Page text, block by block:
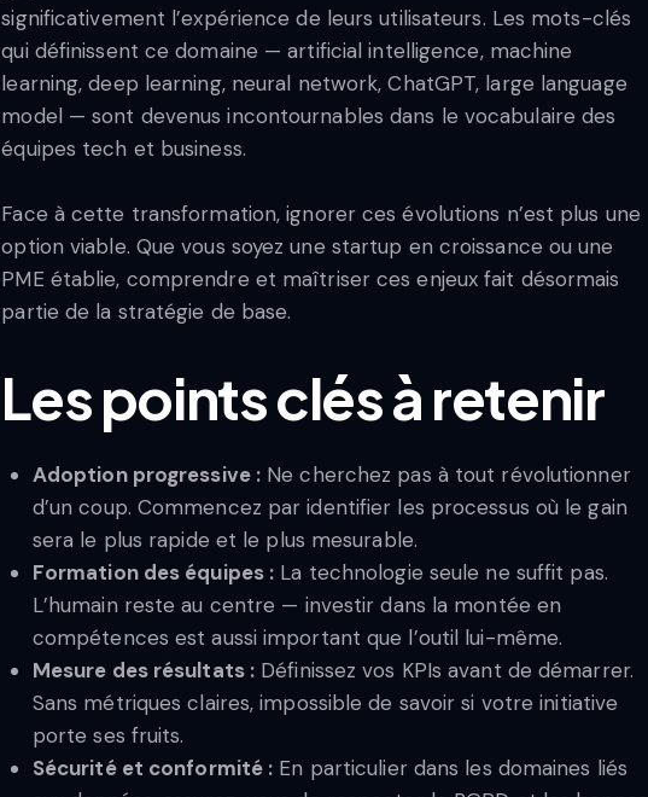
significativement l’expérience de leurs utilisateurs. Les mots-clés
qui définissent ce domaine — artificial intelligence, machine
learning, deep learning, neural network, ChatGPT, large language
model — sont devenus incontournables dans le vocabulaire des
équipes tech et business.
Face à cette transformation, ignorer ces évolutions n’est plus une
option viable. Que vous soyez une startup en croissance ou une
PME établie, comprendre et maîtriser ces enjeux fait désormais
partie de la stratégie de base.
Les points clés à retenir
Adoption progressive : Ne cherchez pas à tout révolutionner
d’un coup. Commencez par identifier les processus où le gain
sera le plus rapide et le plus mesurable.
Formation des équipes : La technologie seule ne suffit pas.
L’humain reste au centre — investir dans la montée en
compétences est aussi important que l’outil lui-même.
Mesure des résultats : Définissez vos KPIs avant de démarrer.
Sans métriques claires, impossible de savoir si votre initiative
porte ses fruits.
Sécurité et conformité : En particulier dans les domaines liés